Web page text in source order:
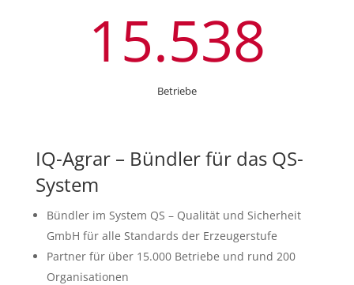
15.538
Betriebe
IQ-Agrar – Bündler für das QS-
System
Bündler im System QS – Qualität und Sicherheit
GmbH für alle Standards der Erzeugerstufe
Partner für über 15.000 Betriebe und rund 200
Organisationen